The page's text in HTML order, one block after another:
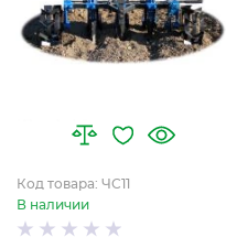
Код товара: ЧС11
В наличии